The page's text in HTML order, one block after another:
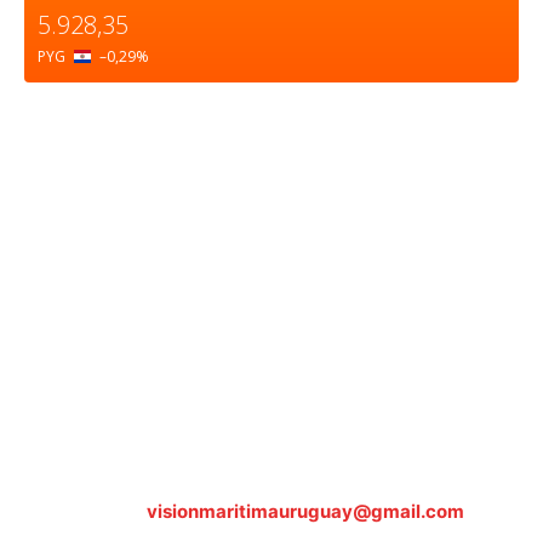
5.928,35
PYG –0,29%
visionmaritimauruguay@gmail.com